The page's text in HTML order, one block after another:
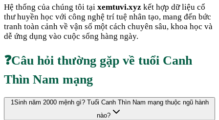
Hệ thống của chúng tôi tại xemtuvi.xyz kết hợp dữ liệu cổ
thư huyền học với công nghệ trí tuệ nhân tạo, mang đến bức
tranh toàn cảnh về vận số một cách chuyên sâu, khoa học và
dễ ứng dụng vào cuộc sống hàng ngày.
❓Câu hỏi thường gặp về tuổi Canh
Thìn Nam mạng
1Sinh năm 2000 mệnh gì? Tuổi Canh Thìn Nam mạng thuộc ngũ hành
nào?